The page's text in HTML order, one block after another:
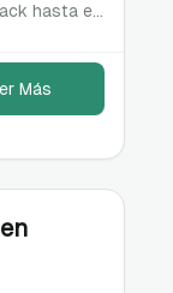
hasta el
Más